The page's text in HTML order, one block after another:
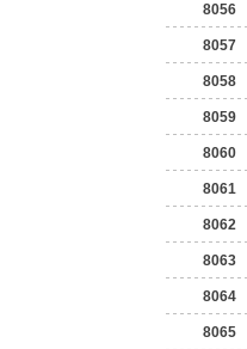
8056
8057
8058
8059
8060
8061
8062
8063
8064
8065